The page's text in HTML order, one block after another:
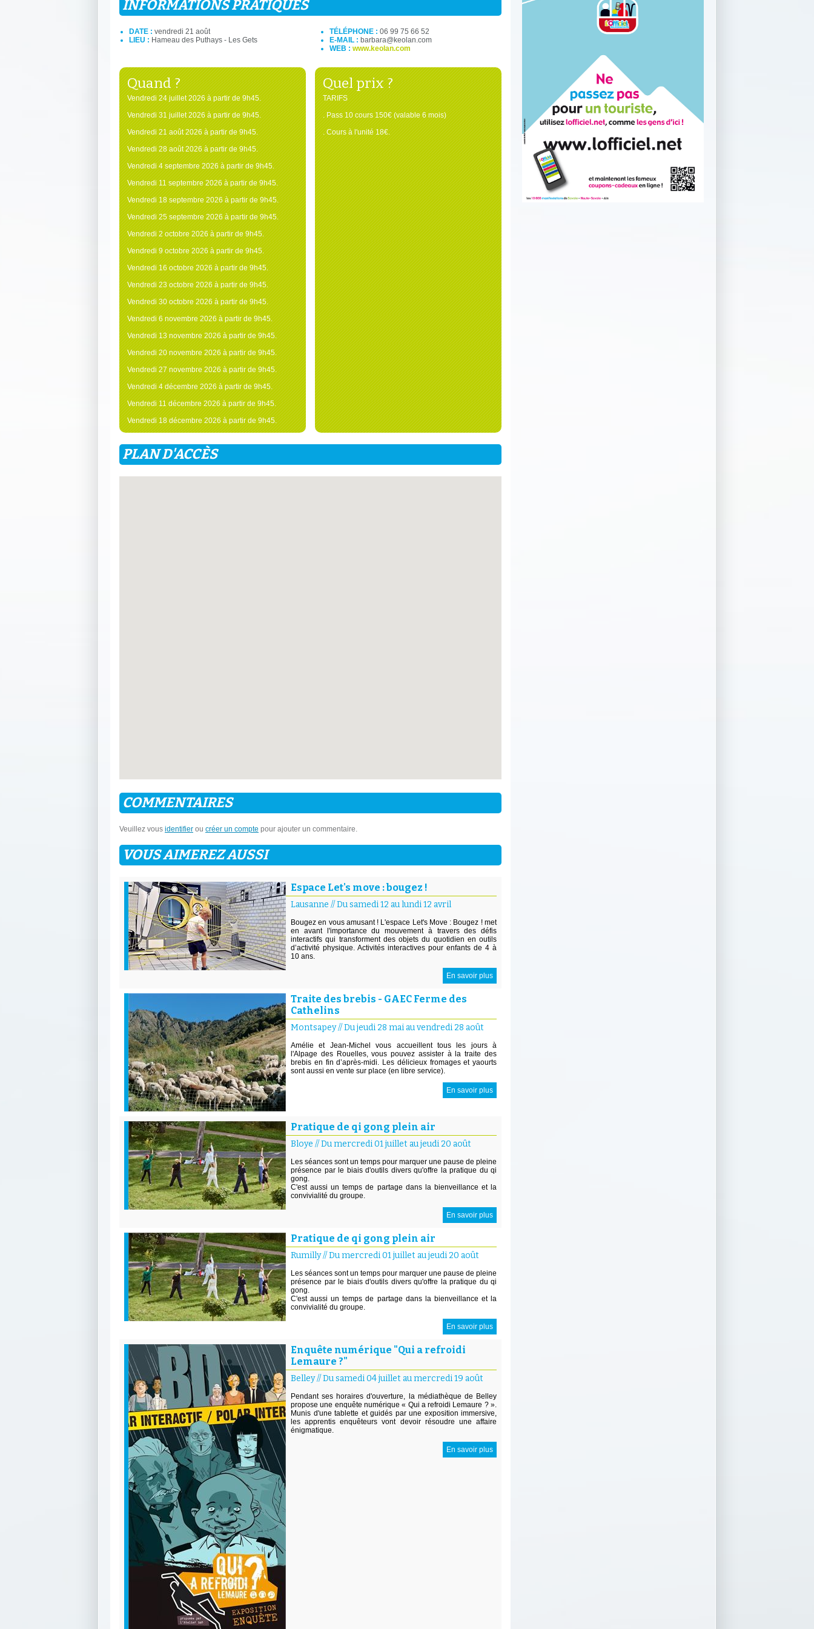
INFORMATIONS PRATIQUES
DATE : vendredi 21 août
LIEU : Hameau des Puthays - Les Gets
TÉLÉPHONE : 06 99 75 66 52
E-MAIL : barbara@keolan.com
WEB : www.keolan.com
Quand ?
Vendredi 24 juillet 2026 à partir de 9h45.
Vendredi 31 juillet 2026 à partir de 9h45.
Vendredi 21 août 2026 à partir de 9h45.
Vendredi 28 août 2026 à partir de 9h45.
Vendredi 4 septembre 2026 à partir de 9h45.
Vendredi 11 septembre 2026 à partir de 9h45.
Vendredi 18 septembre 2026 à partir de 9h45.
Vendredi 25 septembre 2026 à partir de 9h45.
Vendredi 2 octobre 2026 à partir de 9h45.
Vendredi 9 octobre 2026 à partir de 9h45.
Vendredi 16 octobre 2026 à partir de 9h45.
Vendredi 23 octobre 2026 à partir de 9h45.
Vendredi 30 octobre 2026 à partir de 9h45.
Vendredi 6 novembre 2026 à partir de 9h45.
Vendredi 13 novembre 2026 à partir de 9h45.
Vendredi 20 novembre 2026 à partir de 9h45.
Vendredi 27 novembre 2026 à partir de 9h45.
Vendredi 4 décembre 2026 à partir de 9h45.
Vendredi 11 décembre 2026 à partir de 9h45.
Vendredi 18 décembre 2026 à partir de 9h45.
Quel prix ?
TARIFS
. Pass 10 cours 150€ (valable 6 mois)
. Cours à l'unité 18€.
PLAN D'ACCÈS
COMMENTAIRES
Veuillez vous identifier ou créer un compte pour ajouter un commentaire.
VOUS AIMEREZ AUSSI
Espace Let's move : bougez !
Lausanne //Du samedi 12 au lundi 12 avril
Bougez en vous amusant ! L'espace Let's Move : Bougez ! met
en avant l'importance du mouvement à travers des défis
interactifs qui transforment des objets du quotidien en outils
d’activité physique. Activités interactives pour enfants de 4 à
10 ans.
En savoir plus
Traite des brebis - GAEC Ferme des
Cathelins
Montsapey//Du jeudi 28 mai au vendredi 28 août
Amélie et Jean-Michel vous accueillent tous les jours à
l'Alpage des Rouelles, vous pouvez assister à la traite des
brebis en fin d’après-midi. Les délicieux fromages et yaourts
sont aussi en vente sur place (en libre service).
En savoir plus
Pratique de qi gong plein air
Bloye //Du mercredi 01 juillet au jeudi 20 août
Les séances sont un temps pour marquer une pause de pleine
présence par le biais d'outils divers qu'offre la pratique du qi
gong.
C'est aussi un temps de partage dans la bienveillance et la
convivialité du groupe.
En savoir plus
Pratique de qi gong plein air
Rumilly//Du mercredi 01 juillet au jeudi 20 août
Les séances sont un temps pour marquer une pause de pleine
présence par le biais d'outils divers qu'offre la pratique du qi
gong.
C'est aussi un temps de partage dans la bienveillance et la
convivialité du groupe.
En savoir plus
Enquête numérique "Qui a refroidi
Lemaure ?"
Belley//Du samedi 04 juillet au mercredi 19 août
Pendant ses horaires d'ouverture, la médiathèque de Belley
propose une enquête numérique « Qui a refroidi Lemaure ? ».
Munis d'une tablette et guidés par une exposition immersive,
les apprentis enquêteurs vont devoir résoudre une affaire
énigmatique.
En savoir plus